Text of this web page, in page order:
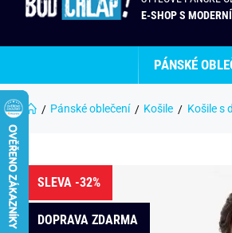
E-SHOP S
PÁNSKÉ
Pánské oblečení Košile Košile s
SLEVA -32%
DOPRAVA ZDARMA